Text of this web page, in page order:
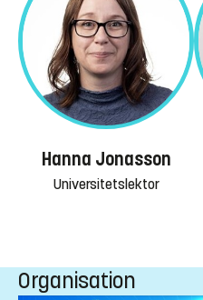
Hanna Jonasson
Universitetslektor
Organisation